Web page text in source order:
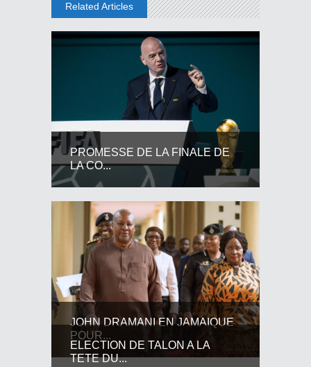
Related Articles
PROMESSE DE LA FINALE DE
LA CO...
JOHN DRAMANI EN JAMAIQUE
POUR...
ELECTION DE TALON A LA
TETE DU...